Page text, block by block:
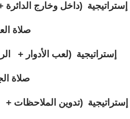
إستراتيجية (داخل وخارج
صلاة
إستراتيجية (لعب الأدوار +
صلاة
إستراتيجية (تدوين الملاحظات